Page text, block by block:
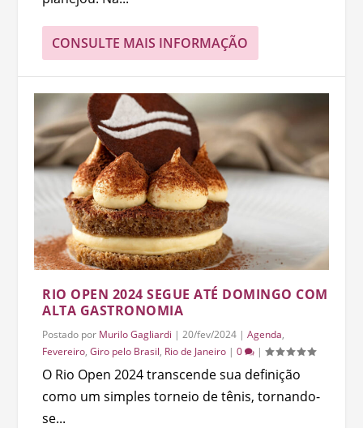
CONSULTE MAIS INFORMAÇÃO
RIO OPEN 2024 SEGUE ATÉ DOMINGO COM
ALTA GASTRONOMIA
Postado por Murilo Gagliardi |20/fev/2024 |Agenda,
Fevereiro,Giro pelo Brasil, Rio de Janeiro |0 |
O Rio Open 2024 transcende sua definição
como um simples torneio de tênis, tornando-
se...